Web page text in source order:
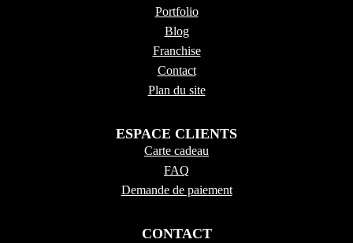
Portfolio
Blog
Franchise
Contact
Plan du site
ESPACE CLIENTS
Carte cadeau
FAQ
Demande de paiement
CONTACT